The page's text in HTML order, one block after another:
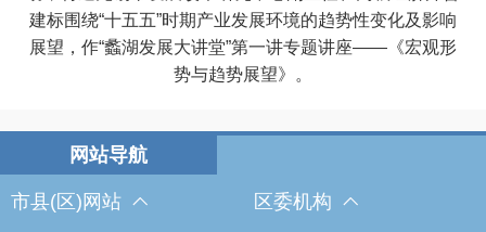
建标围绕“十五五”时期产业发展环境的趋势性变化及影响
展望，作“蠡湖发展大讲堂”第一讲专题讲座——《宏观形
势与趋势展望》。
市县(区)网站 区委机构